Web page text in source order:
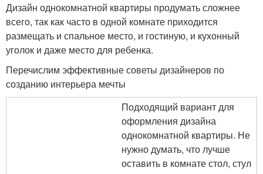
Дизайн однокомнатной квартиры продумать сложнее
всего, так как часто в одной комнате приходится
размещать и спальное место, и гостиную, и кухонный
уголок и даже место для ребенка.
Перечислим эффективные советы дизайнеров по
созданию интерьера мечты
Подходящий вариант для
оформления дизайна
однокомнатной квартиры. Не
нужно думать, что лучше
оставить в комнате стол, стул